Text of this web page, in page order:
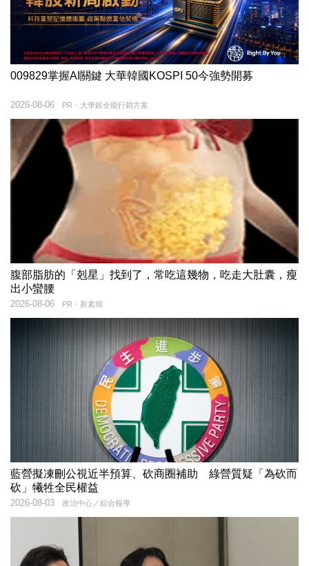
009829掌握AI關鍵 大華韓國KOSPI 50今強勢開募
PR・大華銀全能行銷方案
2026-08-06
腹部脂肪的「剋星」找到了，常吃這幾物，吃走大肚囊，瘦
出小蠻腰
PR・新素簡
2026-08-06
藍營擬凍刪公視近半預算、砍商圈補助 綠營質疑「為砍而
砍」犧牲全民權益
政治中心／綜合報導
2026-08-03